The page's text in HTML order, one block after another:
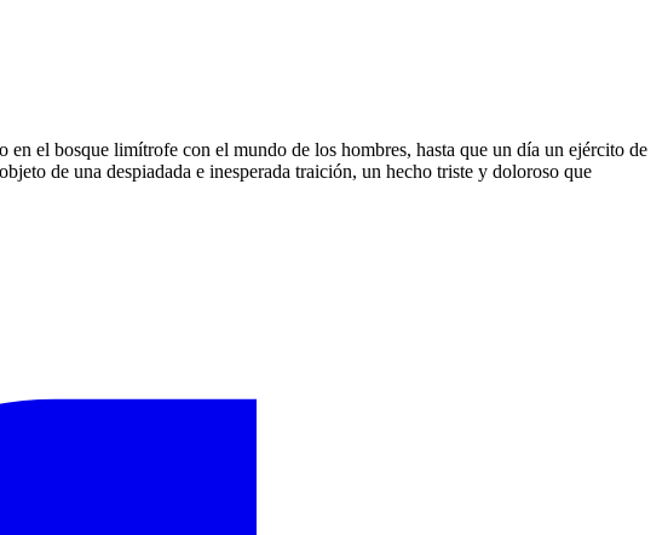
el bosque limítrofe con el mundo de los hombres, hasta que un día un ejército de
de una despiadada e inesperada traición, un hecho triste y doloroso que